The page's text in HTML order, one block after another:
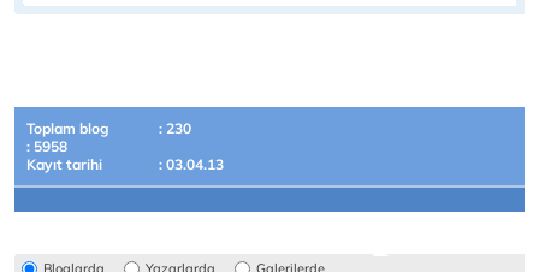
Toplam blog
: 230
: 5958
Kayıt tarihi
: 03.04.13
Bloglarda Yazarlarda Galerilerde